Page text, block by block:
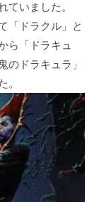
ていました。
「ドラクル」と
ら「ドラキュ
のドラキュラ」
。